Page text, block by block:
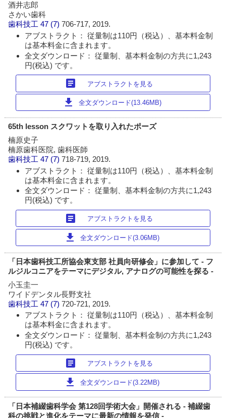
酒井志郎
さかい歯科
歯科技工 47 (7)706-717, 2019.
アブストラクト： 従量制は110円（税込）、基本料金制
は基本料金に含まれます。
全文ダウンロード： 従量制、基本料金制の方共に1,243
円(税込) です。
article アブストラクトを見る
download 全文ダウンロード(13.46MB)
65th lesson スクワットを取り入れたポーズ
楠原史子
楠原歯科医院, 歯科医師
歯科技工 47 (7)718-719, 2019.
アブストラクト： 従量制は110円（税込）、基本料金制
は基本料金に含まれます。
全文ダウンロード： 従量制、基本料金制の方共に1,243
円(税込) です。
article アブストラクトを見る
download 全文ダウンロード(3.06MB)
「日本歯科技工所協会東支部 社員向研修会」に参加して - フ
ルジルコニアをテーマにデジタル, アナログの可能性を探る -
小玉圭一
ワイドデンタル長野支社
歯科技工 47 (7)720-721, 2019.
アブストラクト： 従量制は110円（税込）、基本料金制
は基本料金に含まれます。
全文ダウンロード： 従量制、基本料金制の方共に1,243
円(税込) です。
article アブストラクトを見る
download 全文ダウンロード(3.22MB)
「日本補綴歯科学会 第128回学術大会」開催される - 補綴歯
科の挑戦と進化をテーマに最新の情報を発信 -